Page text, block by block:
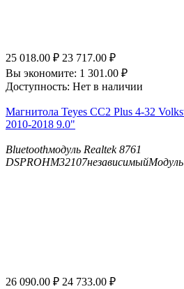
25 018.00 ₽ 23 717.00 ₽
Вы экономите: 1 301.00 ₽
Доступность: Нет в наличии
Магнитола Teyes CC2 Plus 4-32
2010-2018 9.0"
Bluetoothмодуль Realtek 8761
DSPROHM32107независимыйМодуль
26 090.00 ₽ 24 733.00 ₽